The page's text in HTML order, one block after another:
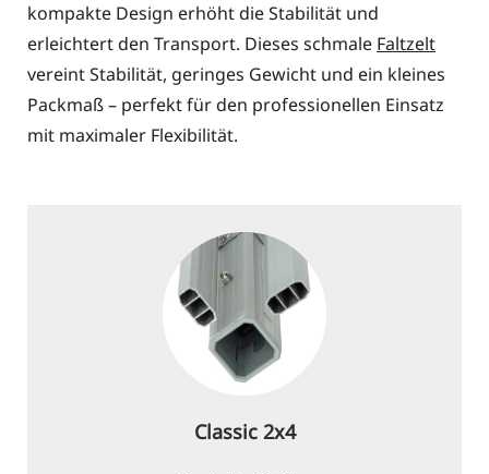
kompakte Design erhöht die Stabilität und
erleichtert den Transport. Dieses schmale Faltzelt
vereint Stabilität, geringes Gewicht und ein kleines
Packmaß – perfekt für den professionellen Einsatz
mit maximaler Flexibilität.
Classic 2x4